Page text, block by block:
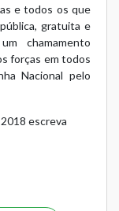
e todos os que
gratuita e
chamamento
forças em todos
Nacional pelo
escreva